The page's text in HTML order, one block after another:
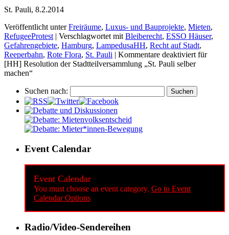
St. Pauli, 8.2.2014
Veröffentlicht unter Freiräume, Luxus- und Bauprojekte, Mieten,
RefugeeProtest | Verschlagwortet mit Bleiberecht, ESSO Häuser,
Gefahrengebiete, Hamburg, LampedusaHH, Recht auf Stadt,
Reeperbahn, Rote Flora, St. Pauli | Kommentare deaktiviert für
[HH] Resolution der Stadtteilversammlung „St. Pauli selber
machen“
Suchen nach:
Event Calendar
Event Calendar
You must choose an event category. Go to Event
Calendar Options
Radio/Video-Sendereihen